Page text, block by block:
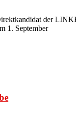
der
1. September